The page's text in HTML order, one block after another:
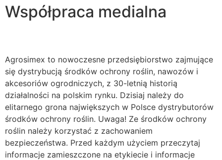
Współpraca medialna
Agrosimex to nowoczesne przedsiębiorstwo zajmujące
się dystrybucją środków ochrony roślin, nawozów i
akcesoriów ogrodniczych, z 30-letnią historią
działalności na polskim rynku. Dzisiaj należy do
elitarnego grona największych w Polsce dystrybutorów
środków ochrony roślin. Uwaga! Ze środków ochrony
roślin należy korzystać z zachowaniem
bezpieczeństwa. Przed każdym użyciem przeczytaj
informacje zamieszczone na etykiecie i informacje